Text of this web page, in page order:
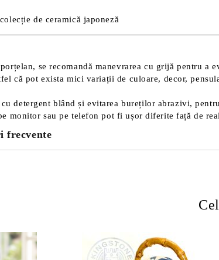
de ceramică japoneză
se recomandă manevrarea cu grijă pentru a
că pot exista mici variații de culoare, decor,
cu detergent blând și evitarea bureților abrazivi,
monitor sau pe telefon pot fi ușor diferite față de
frecvente